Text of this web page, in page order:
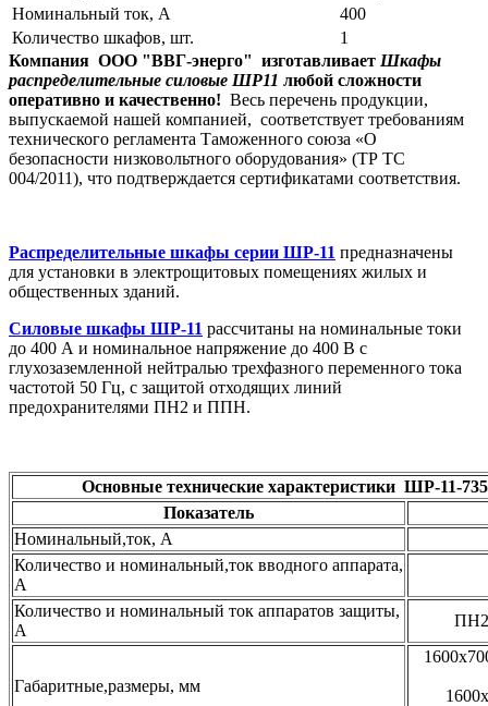
Номинальный ток, А
400
Количество шкафов, шт.
1
Компания ООО "ВВГ-энерго" изготавливает Шкафы
распределительные силовые ШР11 любой сложности
оперативно и качественно! Весь перечень продукции,
выпускаемой нашей компанией, соответствует требованиям
технического регламента Таможенного союза «О
безопасности низковольтного оборудования» (ТР ТС
004/2011), что подтверждается сертификатами соответствия.
Распределительные шкафы серии ШР-11 предназначены
для установки в электрощитовых помещениях жилых и
общественных зданий.
Силовые шкафы ШР-11 рассчитаны на номинальные токи
до 400 А и номинальное напряжение до 400 В с
глухозаземленной нейтралью трехфазного переменного тока
частотой 50 Гц, с защитой отходящих линий
предохранителями ПН2 и ППН.
Основные технические характеристики ШР-11-
Показатель
Номинальный,ток, А
Количество и номинальный,ток вводного аппарата,
А
Количество и номинальный ток аппаратов защиты,
А
ПН2
Габаритные,размеры, мм